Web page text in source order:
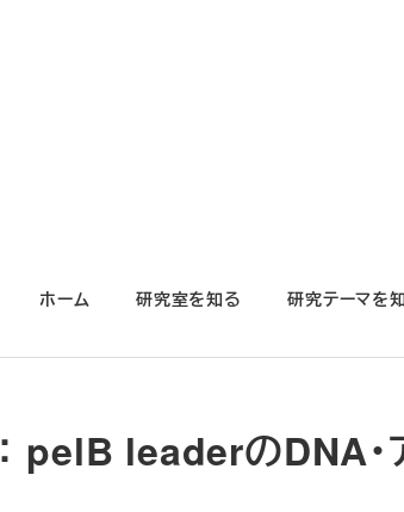
ホーム 研究室を知る 研究テーマを
pelB leaderのDNA・